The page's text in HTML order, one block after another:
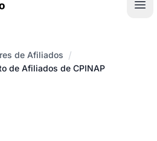
de Afiliados /
de Afiliados de CPINAP